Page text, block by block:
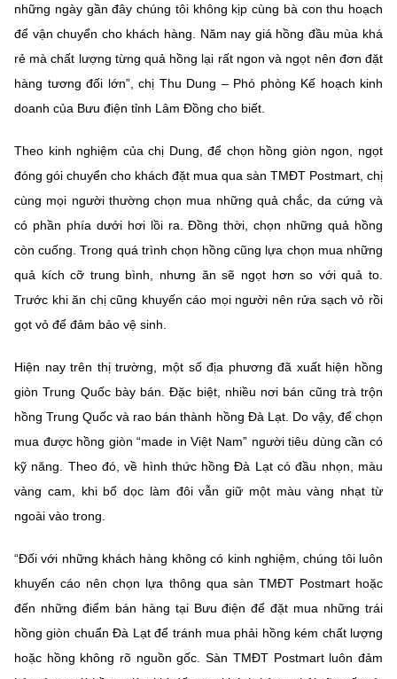
website này)
những ngày gần đây chúng tôi không kịp cùng bà con thu hoạch
để vận chuyển cho khách hàng. Năm nay giá hồng đầu mùa khá
rẻ mà chất lượng từng quả hồng lại rất ngon và ngọt nên đơn đặt
hàng tương đối lớn”, chị Thu Dung – Phó phòng Kế hoạch kinh
doanh của Bưu điện tỉnh Lâm Đồng cho biết.
Theo kinh nghiệm của chị Dung, để chọn hồng giòn ngon, ngọt
đóng gói chuyển cho khách đặt mua qua sàn TMĐT Postmart, chị
cùng mọi người thường chọn mua những quả chắc, da cứng và
có phần phía dưới hơi lồi ra. Đồng thời, chọn những quả hồng
còn cuống. Trong quá trình chọn hồng cũng lựa chọn mua những
quả kích cỡ trung bình, nhưng ăn sẽ ngọt hơn so với quả to.
Trước khi ăn chị cũng khuyến cáo mọi người nên rửa sạch vỏ rồi
gọt vỏ để đảm bảo vệ sinh.
Hiện nay trên thị trường, một số địa phương đã xuất hiện hồng
giòn Trung Quốc bày bán. Đặc biệt, nhiều nơi bán cũng trà trộn
hồng Trung Quốc và rao bán thành hồng Đà Lạt. Do vậy, để chọn
mua được hồng giòn “made in Việt Nam” người tiêu dùng cần có
kỹ năng. Theo đó, về hình thức hồng Đà Lạt có đầu nhọn, màu
vàng cam, khi bổ dọc làm đôi vẫn giữ một màu vàng nhạt từ
ngoài vào trong.
“Đối với những khách hàng không có kinh nghiệm, chúng tôi luôn
khuyến cáo nên chọn lựa thông qua sàn TMĐT Postmart hoặc
đến những điểm bán hàng tại Bưu điện để đặt mua những trái
hồng giòn chuẩn Đà Lạt để tránh mua phải hồng kém chất lượng
hoặc hồng không rõ nguồn gốc. Sàn TMĐT Postmart luôn đảm